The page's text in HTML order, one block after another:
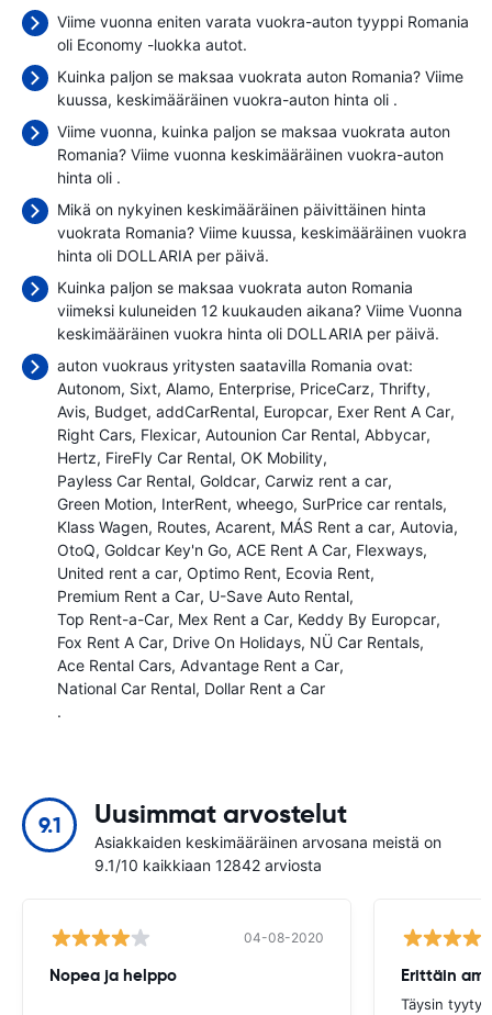
Viime vuonna eniten varata vuokra-auton tyyppi Romania
oli Economy -luokka autot.
Kuinka paljon se maksaa vuokrata auton Romania? Viime
kuussa, keskimääräinen vuokra-auton hinta oli .
Viime vuonna, kuinka paljon se maksaa vuokrata auton
Romania? Viime vuonna keskimääräinen vuokra-auton
hinta oli .
Mikä on nykyinen keskimääräinen päivittäinen hinta
vuokrata Romania? Viime kuussa, keskimääräinen vuokra
hinta oli DOLLARIA per päivä.
Kuinka paljon se maksaa vuokrata auton Romania
viimeksi kuluneiden 12 kuukauden aikana? Viime Vuonna
keskimääräinen vuokra hinta oli DOLLARIA per päivä.
auton vuokraus yritysten saatavilla Romania ovat:
Autonom Sixt Alamo Enterprise PriceCarz Thrifty
Avis Budget addCarRental Europcar Exer Rent A Car
Right Cars Flexicar Autounion Car Rental Abbycar
Hertz FireFly Car Rental OK Mobility
Payless Car Rental Goldcar Carwiz rent a car
Green Motion InterRent wheego SurPrice car rentals
Klass Wagen Routes Acarent MÁS Rent a car Autovia
OtoQ Goldcar Key'n Go ACE Rent A Car Flexways
United rent a car Optimo Rent Ecovia Rent
Premium Rent a Car U-Save Auto Rental
Top Rent-a-Car Mex Rent a Car Keddy By Europcar
Fox Rent A Car Drive On Holidays NÜ Car Rentals
Ace Rental Cars Advantage Rent a Car
National Car Rental Dollar Rent a Car
.
9.1 Uusimmat arvostelut
Asiakkaiden keskimääräinen arvosana meistä on
9.1/10 kaikkiaan 12842 arviosta
04-08-2020
Nopea ja helppo
Täysin